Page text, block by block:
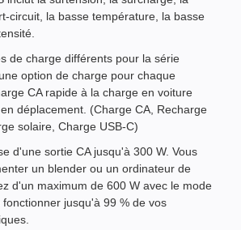
circuit, la basse température, la basse
de charge différents pour la série
option de charge pour chaque
CA rapide à la charge en voiture
déplacement. (Charge CA, Recharge
solaire, Charge USB-C)
d'une sortie CA jusqu'à 300 W. Vous
un blender ou un ordinateur de
d'un maximum de 600 W avec le mode
jusqu'à 99 % de vos